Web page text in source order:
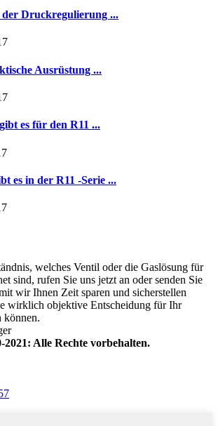
Druckregulierung ...
Ausrüstung ...
es für den R11 ...
es in der R11 -Serie ...
welches Ventil oder die Gaslösung für
sind, rufen Sie uns jetzt an oder senden Sie
wir Ihnen Zeit sparen und sicherstellen
wirklich objektive Entscheidung für Ihr
können.
Alle Rechte vorbehalten.